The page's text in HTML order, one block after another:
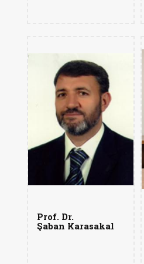
Prof. Dr.
Şaban Karasakal